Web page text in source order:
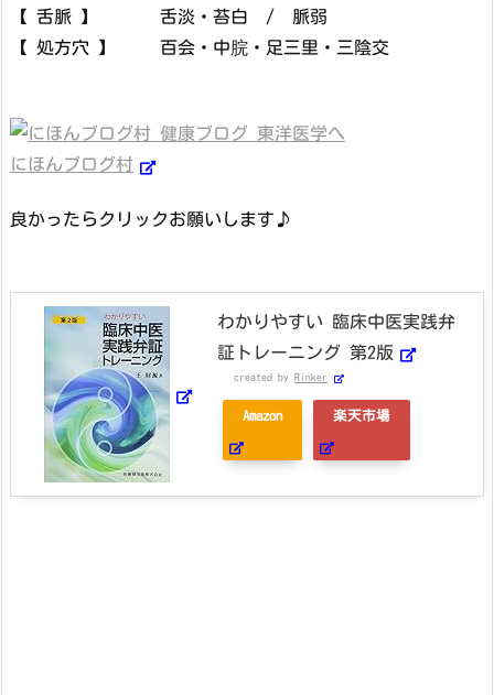
【 舌脈 】 舌淡・苔白 / 脈弱
【 処方穴 】 百会・中脘・足三里・三陰交
にほんブログ村
良かったらクリックお願いします♪
わかりやすい 臨床中医実践弁
証トレーニング 第2版
created by Rinker
Amazon 楽天市場